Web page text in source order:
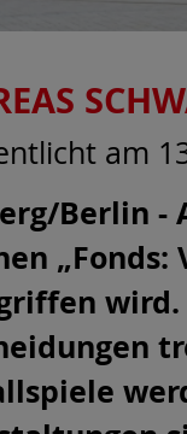
am
Berlin -
„Fonds:
wird.